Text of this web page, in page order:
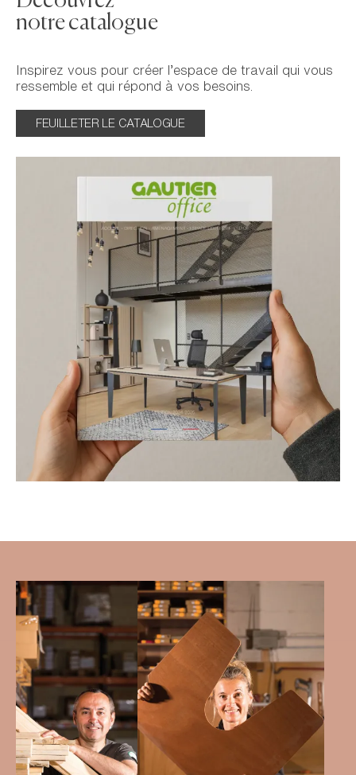
notre catalogue
Inspirez vous pour créer l’espace de travail qui vous
ressemble et qui répond à vos besoins.
FEUILLETER LE CATALOGUE